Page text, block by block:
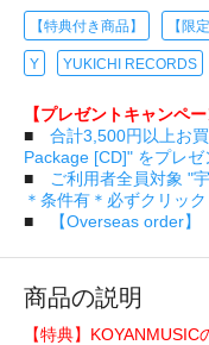
【特典付き商品】 【限
Y YUKICHI RECORDS
【プレゼントキャンペー
■ 合計3,500円以上お
Package [CD]" をプレ
■
ご利用者全員対象 "
＊条件有＊必ずクリック
■
【Overseas order】
商品の説明
【特典】